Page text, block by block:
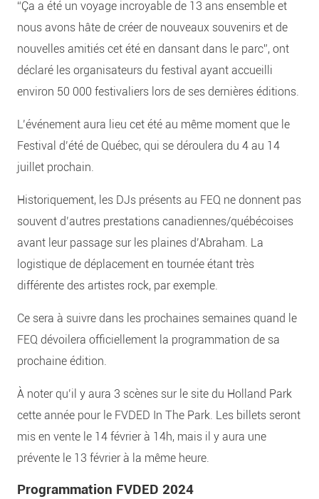
“Ça a été un voyage incroyable de 13 ans ensemble et
nous avons hâte de créer de nouveaux souvenirs et de
nouvelles amitiés cet été en dansant dans le parc”, ont
déclaré les organisateurs du festival ayant accueilli
environ 50 000 festivaliers lors de ses dernières éditions.
L’événement aura lieu cet été au même moment que le
Festival d’été de Québec, qui se déroulera du 4 au 14
juillet prochain.
Historiquement, les DJs présents au FEQ ne donnent pas
souvent d’autres prestations canadiennes/québécoises
avant leur passage sur les plaines d’Abraham. La
logistique de déplacement en tournée étant très
différente des artistes rock, par exemple.
Ce sera à suivre dans les prochaines semaines quand le
FEQ dévoilera officiellement la programmation de sa
prochaine édition.
À noter qu’il y aura 3 scènes sur le site du Holland Park
cette année pour le FVDED In The Park. Les billets seront
mis en vente le 14 février à 14h, mais il y aura une
prévente le 13 février à la même heure.
Programmation FVDED 2024